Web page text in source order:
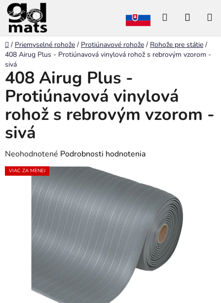
Prejsť
na
obsah
Hľadať
Domov
/ Priemyselné rohože / Protiúnavové rohože / Rohože pre státie /
408 Airug Plus - Protiúnavová vinylová rohož s rebrovým vzorom -
sivá
408 Airug Plus -
Protiúnavová vinylová
rohož s rebrovým vzorom -
sivá
Priemerné
hodnotenie
produktu
hviezdičiek.
Neohodnotené Podrobnosti hodnotenia
VIAC ZA MENEJ